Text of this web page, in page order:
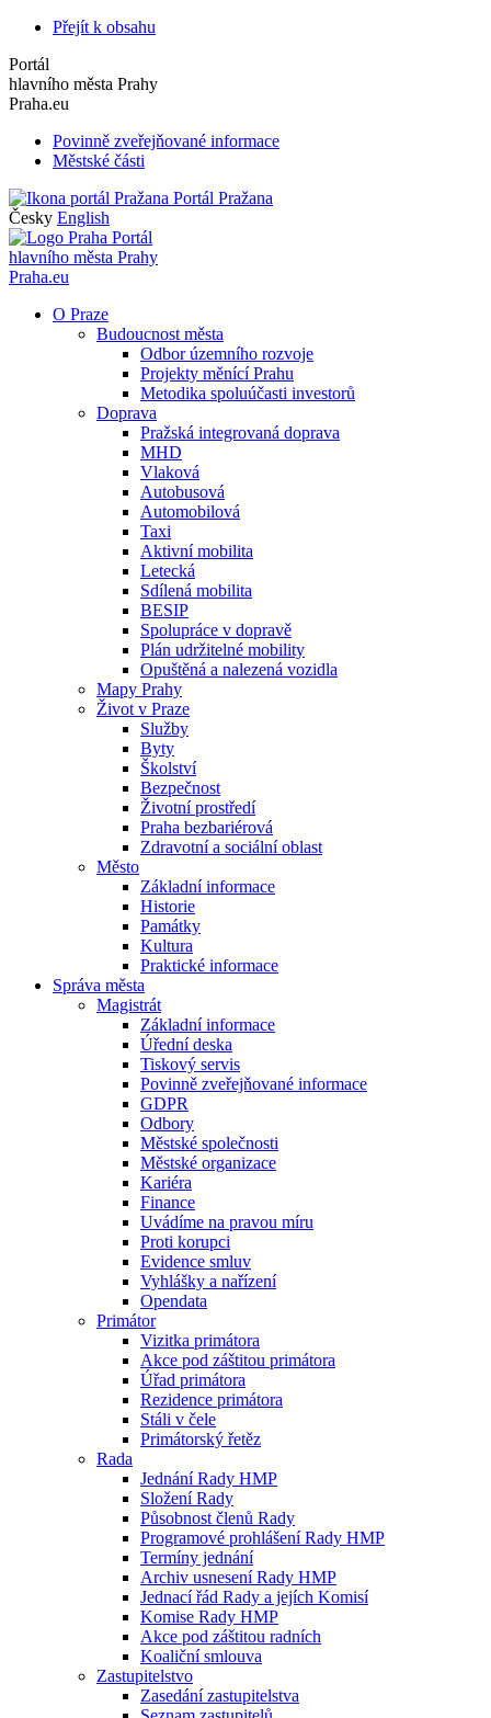
Přejít k obsahu
Portál
hlavního města Prahy
Praha.eu
Povinně zveřejňované informace
Městské části
Portál Pražana
Česky English
Portál
hlavního města Prahy
Praha.eu
O Praze
Budoucnost města
Odbor územního rozvoje
Projekty měnící Prahu
Metodika spoluúčasti investorů
Doprava
Pražská integrovaná doprava
MHD
Vlaková
Autobusová
Automobilová
Taxi
Aktivní mobilita
Letecká
Sdílená mobilita
BESIP
Spolupráce v dopravě
Plán udržitelné mobility
Opuštěná a nalezená vozidla
Mapy Prahy
Život v Praze
Služby
Byty
Školství
Bezpečnost
Životní prostředí
Praha bezbariérová
Zdravotní a sociální oblast
Město
Základní informace
Historie
Památky
Kultura
Praktické informace
Správa města
Magistrát
Základní informace
Úřední deska
Tiskový servis
Povinně zveřejňované informace
GDPR
Odbory
Městské společnosti
Městské organizace
Kariéra
Finance
Uvádíme na pravou míru
Proti korupci
Evidence smluv
Vyhlášky a nařízení
Opendata
Primátor
Vizitka primátora
Akce pod záštitou primátora
Úřad primátora
Rezidence primátora
Stáli v čele
Primátorský řetěz
Rada
Jednání Rady HMP
Složení Rady
Působnost členů Rady
Programové prohlášení Rady HMP
Termíny jednání
Archiv usnesení Rady HMP
Jednací řád Rady a jejích Komisí
Komise Rady HMP
Akce pod záštitou radních
Koaliční smlouva
Zastupitelstvo
Zasedání zastupitelstva